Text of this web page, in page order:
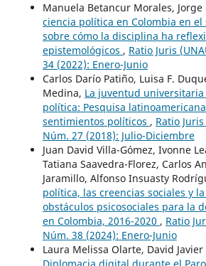
Manuela Betancur Morales, Jorge
ciencia política en Colombia en el
sobre cómo la disciplina ha
epistemológicos , Ratio Juris
34 (2022): Enero-Junio
Carlos Darío Patiño, Luisa F.
Medina, La juventud
política: Pesquisa
sentimientos políticos , Ratio
Núm. 27 (2018): Julio-Diciembre
Juan David Villa-Gómez, Ivonne
Tatiana Saavedra-Florez, Carlos
Jaramillo, Alfonso Insuasty
política, las creencias sociales y
obstáculos psicosociales para la
en Colombia, 2016-2020 , Ratio
Núm. 38 (2024): Enero-Junio
Laura Melissa Olarte, David